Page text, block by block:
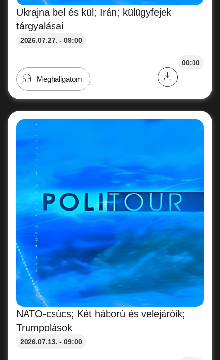
Ukrajna bel és kül; Irán; külügyfejek
tárgyalásai
2026.07.27. - 09:00
00:00
Meghallgatom
NATO-csúcs; Két háború és velejáróik;
Trumpolások
2026.07.13. - 09:00